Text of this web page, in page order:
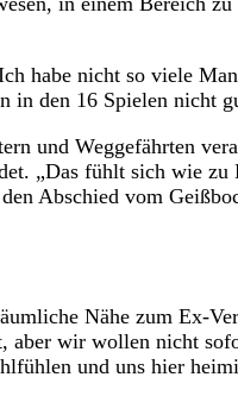
habe nicht so viele
in den 16 Spielen nicht
und Weggefährten
„Das fühlt sich wie zu
Abschied vom
Nähe zum Ex-
aber wir wollen nicht
und uns hier